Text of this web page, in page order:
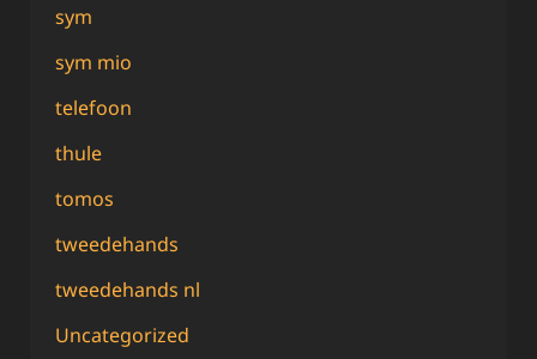
sym
sym mio
telefoon
thule
tomos
tweedehands
tweedehands nl
Uncategorized